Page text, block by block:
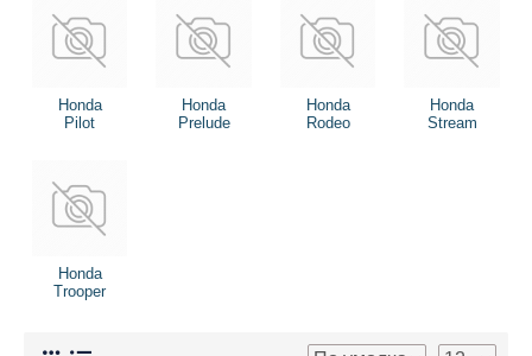
Honda
Pilot
Honda
Prelude
Honda
Rodeo
Honda
Stream
Honda
Trooper